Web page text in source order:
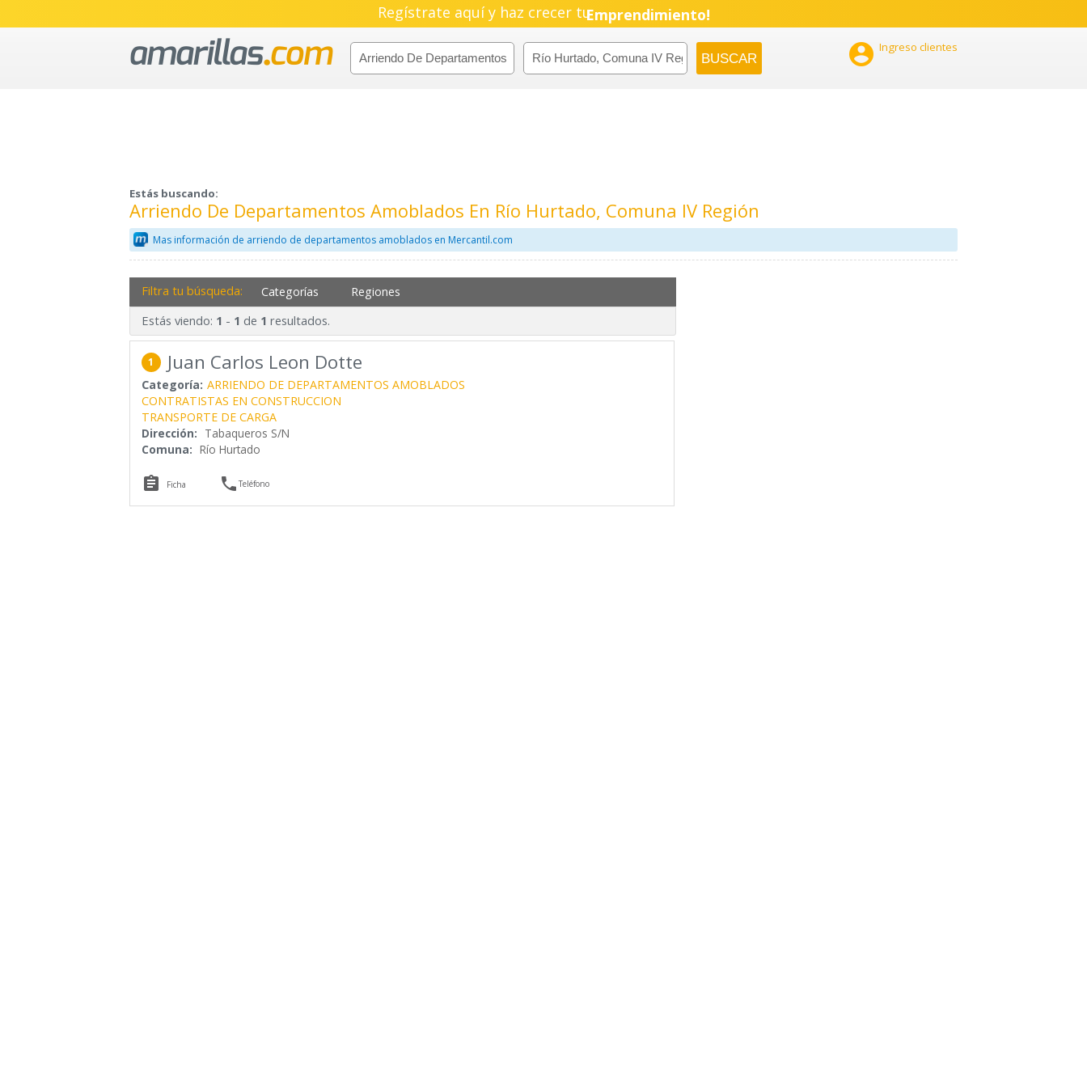
Regístrate aquí y haz crecer tuPyme!
 Ingreso clientes
Estás buscando:
Arriendo De Departamentos Amoblados En Río Hurtado, Comuna IV Región
Mas información de arriendo de departamentos amoblados en Mercantil.com
Filtra tu búsqueda: Categorías Regiones
Estás viendo: 1 - 1 de 1 resultados.
1 Juan Carlos Leon Dotte
Categoría: ARRIENDO DE DEPARTAMENTOS AMOBLADOS
CONTRATISTAS EN CONSTRUCCION
TRANSPORTE DE CARGA
Dirección: Tabaqueros S/N
Comuna: Río Hurtado
 Ficha Teléfono